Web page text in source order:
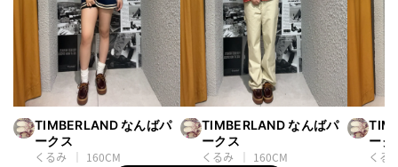
TIMBERLAND なんばパ
ークス
くるみ
160CM
TIMBERLAND なんばパ
ークス
くるみ
160CM
ーク
くる